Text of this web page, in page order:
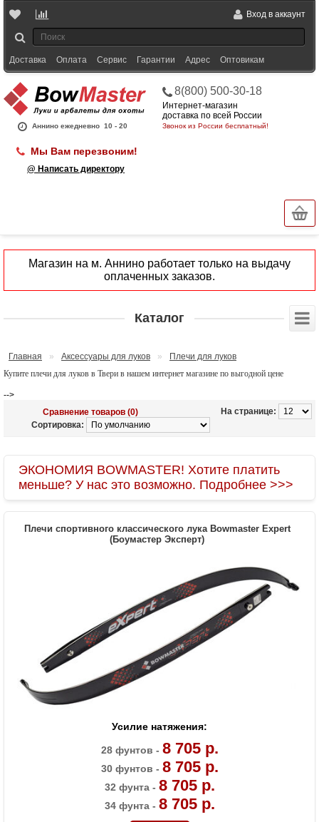
Вход в аккаунт
Доставка Оплата Сервис Гарантии Адрес Оптовикам
Аннино ежедневно 10 - 20
8(800) 500-30-18
Интернет-магазин
доставка по всей России
Звонок из России бесплатный!
Мы Вам перезвоним!
@ Написать директору
Магазин на м. Аннино работает только на выдачу
оплаченных заказов.
Каталог
Главная » Аксессуары для луков »
Плечи для луков
Купите плечи для луков в Твери в нашем интернет магазине по выгодной цене
-->
На странице:
Сравнение товаров (0)
Сортировка:
ЭКОНОМИЯ BOWMASTER! Хотите платить
меньше? У нас это возможно. Подробнее >>>
Плечи спортивного классического лука Bowmaster Expert
(Боумастер Эксперт)
Усилие натяжения:
28 фунтов - 8 705 р.
30 фунтов - 8 705 р.
32 фунта - 8 705 р.
34 фунта - 8 705 р.